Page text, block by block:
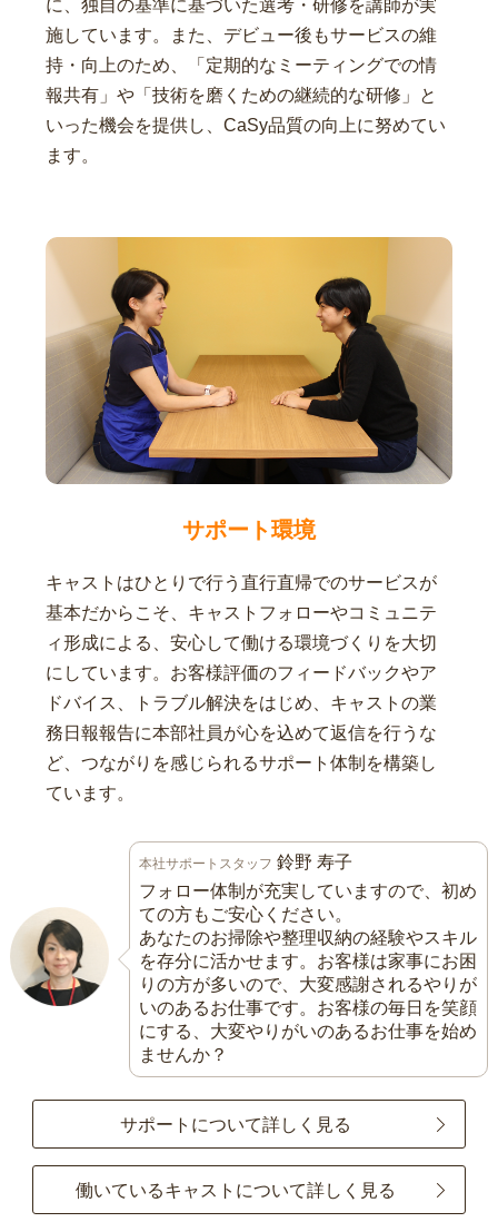
に、独自の基準に基づいた選考・研修を講師が実
施しています。また、デビュー後もサービスの維
持・向上のため、「定期的なミーティングでの情
報共有」や「技術を磨くための継続的な研修」と
いった機会を提供し、CaSy品質の向上に努めてい
ます。
サポート環境
キャストはひとりで行う直行直帰でのサービスが
基本だからこそ、キャストフォローやコミュニテ
ィ形成による、安心して働ける環境づくりを大切
にしています。お客様評価のフィードバックやア
ドバイス、トラブル解決をはじめ、キャストの業
務日報報告に本部社員が心を込めて返信を行うな
ど、つながりを感じられるサポート体制を構築し
ています。
本社サポートスタッフ 鈴野 寿子
フォロー体制が充実していますので、初め
ての方もご安心ください。
あなたのお掃除や整理収納の経験やスキル
を存分に活かせます。お客様は家事にお困
りの方が多いので、大変感謝されるやりが
いのあるお仕事です。お客様の毎日を笑顔
にする、大変やりがいのあるお仕事を始め
ませんか？
サポートについて詳しく見る
働いているキャストについて詳しく見る